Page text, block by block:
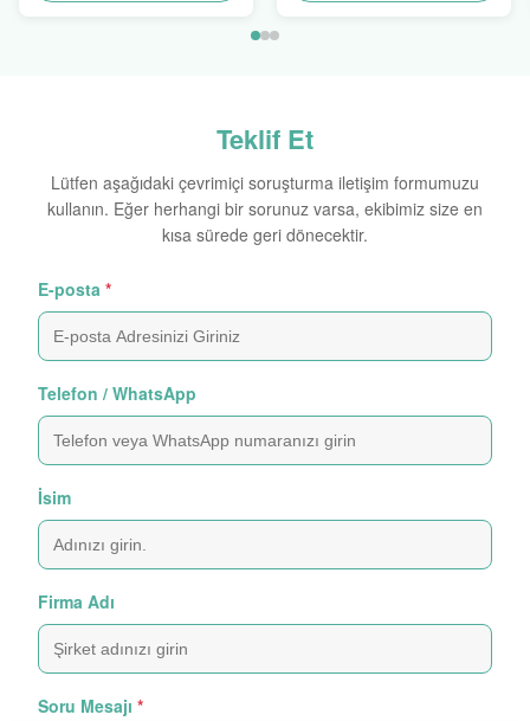
Teklif Et
Lütfen aşağıdaki çevrimiçi soruşturma iletişim formumuzu
kullanın. Eğer herhangi bir sorunuz varsa, ekibimiz size en
kısa sürede geri dönecektir.
E-posta *
Telefon / WhatsApp
İsim
Firma Adı
Soru Mesajı *